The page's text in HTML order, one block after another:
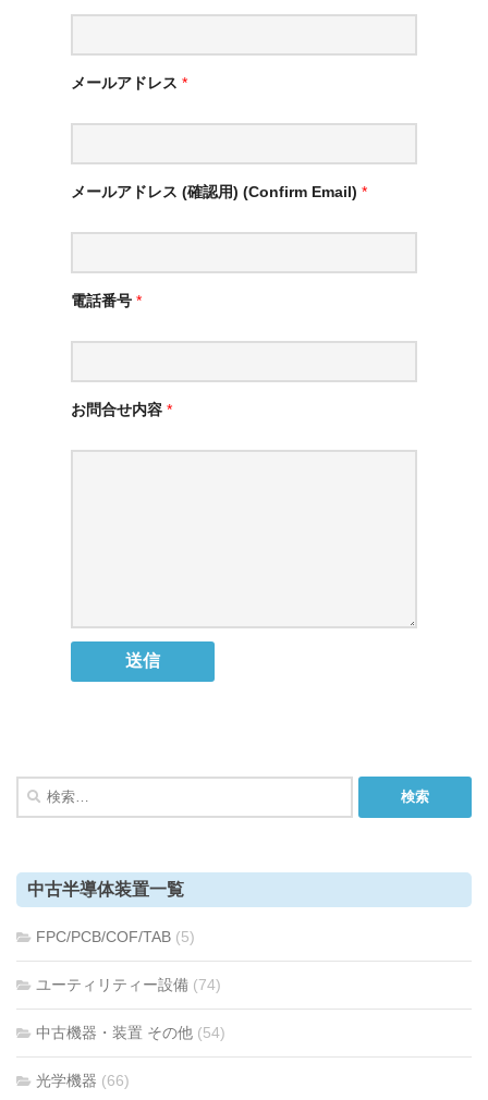
メールアドレス *
メールアドレス (確認用) (Confirm Email) *
電話番号 *
お問合せ内容 *
検
中古半導体装置一覧
FPC/PCB/COF/TAB (5)
ユーティリティー設備 (74)
中古機器・装置 その他 (54)
光学機器 (66)